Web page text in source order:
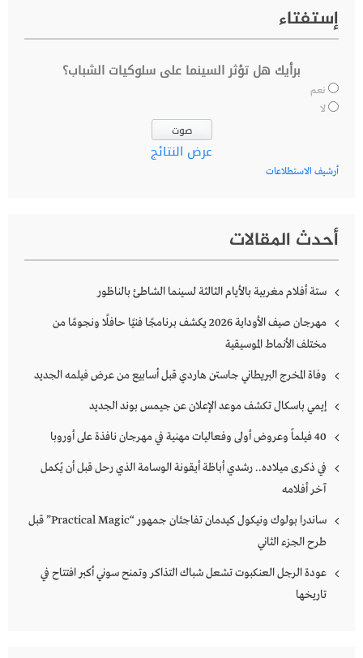
إستفتاء
برأيك هل تؤثر السينما على سلوكيات الشباب؟
نعم
لا
عرض النتائج
أرشيف الاستطلاعات
أحدث المقالات
ستة أفلام مغربية بالأيام الثالثة لسينما الشاطئ بالناظور
مهرجان صيف الأوداية 2026 يكشف برنامجًا فنيًا حافلًا ونجومًا من
مختلف الأنماط الموسيقية
وفاة المخرج البريطاني جاستن هاردي قبل أسابيع من عرض فيلمه الجديد
إيمي باسكال تكشف موعد الإعلان عن جيمس بوند الجديد
40 فيلماً وعروض أولى وفعاليات مهنية في مهرجان نافذة على أوروبا
في ذكرى ميلاده.. رشدي أباظة أيقونة الوسامة الذي رحل قبل أن يُكمل
آخر أفلامه
ساندرا بولوك ونيكول كيدمان تفاجئان جمهور “Practical Magic” قبل
طرح الجزء الثاني
عودة الرجل العنكبوت تشعل شباك التذاكر وتمنح سوني أكبر افتتاح في
تاريخها